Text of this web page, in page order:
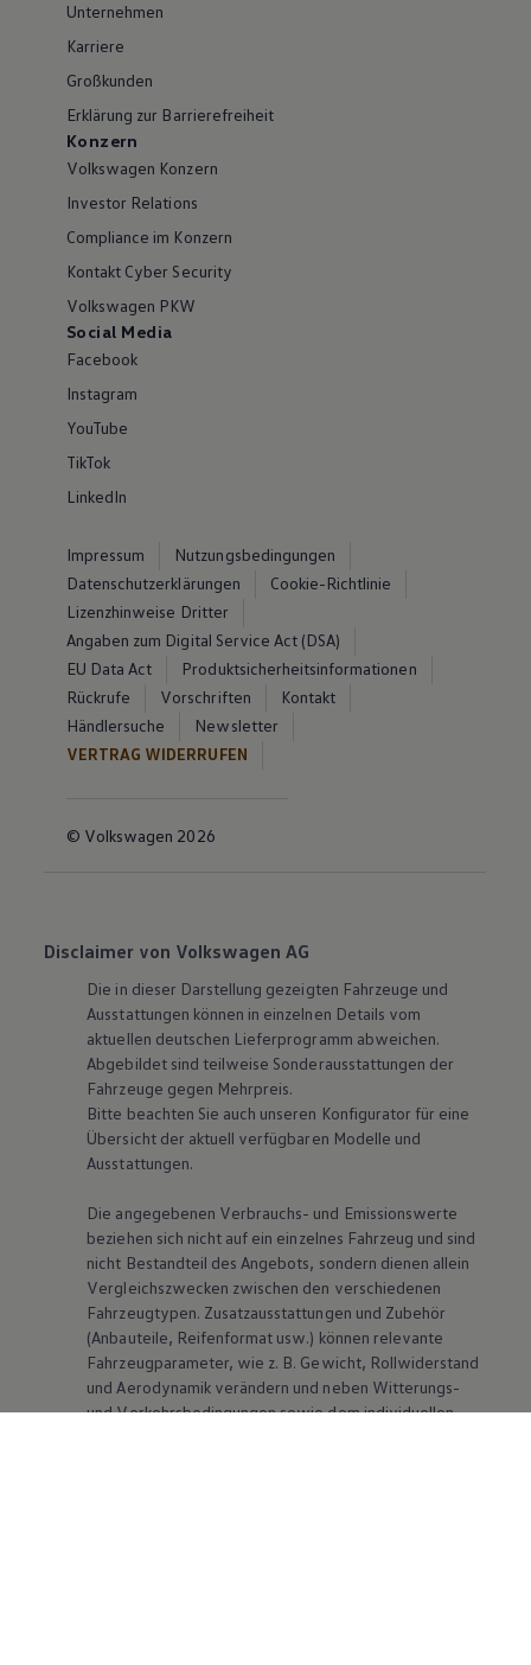
Unternehmen
Karriere
Großkunden
Erklärung zur Barrierefreiheit
Konzern
Volkswagen Konzern
Investor Relations
Compliance im Konzern
Kontakt Cyber Security
Volkswagen PKW
Social Media
Facebook
Instagram
YouTube
TikTok
LinkedIn
Impressum
Nutzungsbedingungen
Datenschutzerklärungen
Cookie-Richtlinie
Lizenzhinweise Dritter
Angaben zum Digital Service Act (DSA)
EU Data Act
Produktsicherheitsinformationen
Rückrufe
Vorschriften
Kontakt
Händlersuche
Newsletter
VERTRAG WIDERRUFEN
© Volkswagen 2026
Disclaimer von Volkswagen AG
Die in dieser Darstellung gezeigten Fahrzeuge und
Ausstattungen können in einzelnen Details vom
aktuellen deutschen Lieferprogramm abweichen.
Abgebildet sind teilweise Sonderausstattungen der
Fahrzeuge gegen Mehrpreis.
Bitte beachten Sie auch unseren Konfigurator für eine
Übersicht der aktuell verfügbaren Modelle und
Ausstattungen.
Die angegebenen Verbrauchs- und Emissionswerte
beziehen sich nicht auf ein einzelnes Fahrzeug und sind
nicht Bestandteil des Angebots, sondern dienen allein
Vergleichszwecken zwischen den verschiedenen
Fahrzeugtypen. Zusatzausstattungen und Zubehör
(Anbauteile, Reifenformat usw.) können relevante
Fahrzeugparameter, wie z. B. Gewicht, Rollwiderstand
und Aerodynamik verändern und neben Witterungs-
und Verkehrsbedingungen sowie dem individuellen